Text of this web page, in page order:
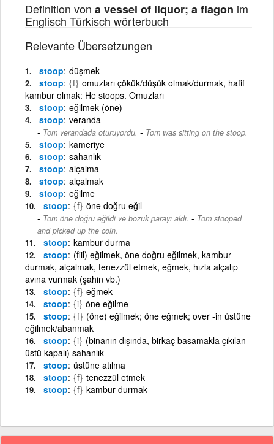
Definition von a vessel of liquor; a flagon im
Englisch Türkisch wörterbuch
Relevante Übersetzungen
stoop düşmek
stoop {f} omuzları çökük/düşük olmak/durmak, hafif
kambur olmak: He stoops. Omuzları
stoop eğilmek (öne)
stoop veranda
Tom verandada oturuyordu. - Tom was sitting on the stoop.
stoop kameriye
stoop sahanlık
stoop alçalma
stoop alçalmak
stoop eğilme
stoop {f} öne doğru eğil
Tom öne doğru eğildi ve bozuk parayı aldı. - Tom stooped
and picked up the coin.
stoop kambur durma
stoop (fiil) eğilmek, öne doğru eğilmek, kambur
durmak, alçalmak, tenezzül etmek, eğmek, hızla alçalıp
avına vurmak (şahin vb.)
stoop {f} eğmek
stoop {i} öne eğilme
stoop {f} (öne) eğilmek; öne eğmek; over -in üstüne
eğilmek/abanmak
stoop {i} (binanın dışında, birkaç basamakla çıkılan
üstü kapalı) sahanlık
stoop üstüne atılma
stoop {f} tenezzül etmek
stoop {f} kambur durmak